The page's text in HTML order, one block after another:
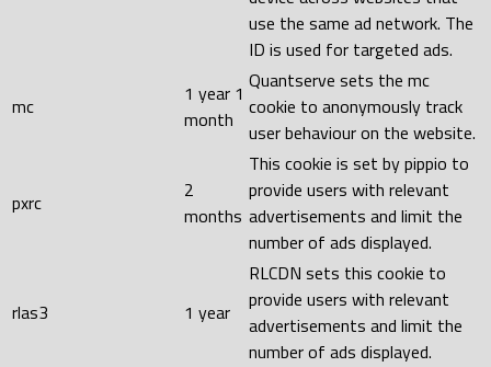
use the same ad network. The
ID is used for targeted ads.
mc
1 year 1
month
Quantserve sets the mc
cookie to anonymously track
user behaviour on the website.
pxrc
2
months
This cookie is set by pippio to
provide users with relevant
advertisements and limit the
number of ads displayed.
rlas3 1 year
RLCDN sets this cookie to
provide users with relevant
advertisements and limit the
number of ads displayed.